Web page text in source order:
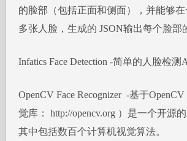
的脸部（包括正面和侧面），并能够在
多张人脸，生成的 JSON输出每个脸部
Infatics Face Detection -简单的人脸检测
OpenCV Face Recognizer -基于
觉库： http://opencv.org ）是一个开源
其中包括数百个计算机视觉算法。